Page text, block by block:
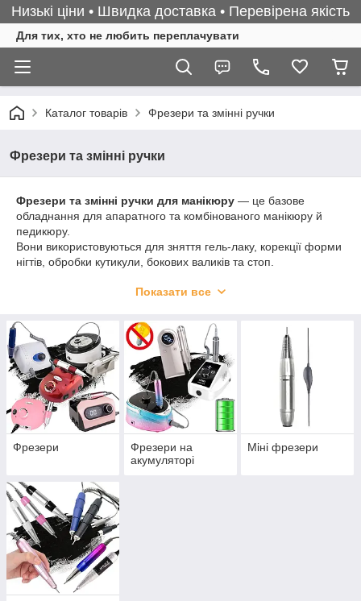
Низькі ціни • Швидка доставка • Перевірена якість
Для тих, хто не любить переплачувати
Каталог товарів Фрезери та змінні ручки
Фрезери та змінні ручки
Фрезери та змінні ручки для манікюру — це базове
обладнання для апаратного та комбінованого манікюру й
педикюру.
Вони використовуються для зняття гель-лаку, корекції форми
нігтів, обробки кутикули, бокових валиків та стоп.
використання
апарати різної потужності (від 13 000 до 55 000 об/
хв)
змінні ручки для заміни або оновлення фрезера
Правильно підібраний фрезер — це комфорт у роботі,
швидкість процедури та безпека клієнта.
Показати все
Фрезери
Фрезери на
акумуляторі
Міні фрезери